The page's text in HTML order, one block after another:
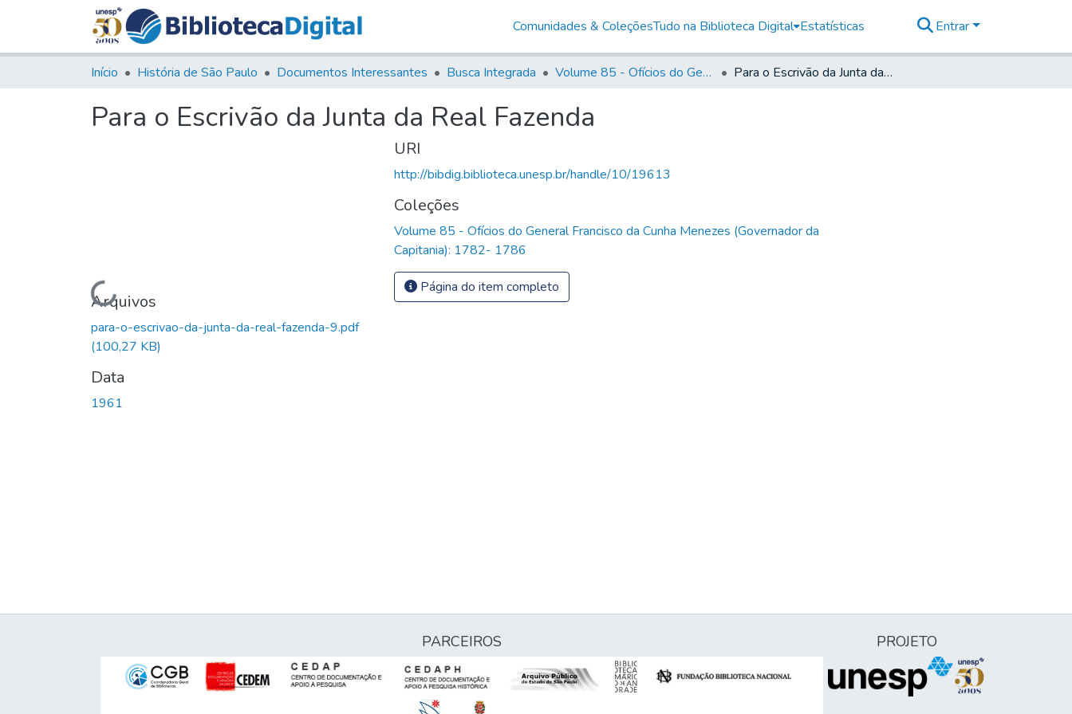
Comunidades & ColeçõesTudo na Biblioteca Digital Estatísticas Entrar
Início História de São Paulo Documentos Interessantes Busca Integrada Volume 85 - Ofícios do General Francisco da Cunha Menezes (Governador da Capitania): 1782- 1786 Para o Escrivão da Junta da Real Fazenda
Para o Escrivão da Junta da Real Fazenda
Carregando...
Arquivos
para-o-escrivao-da-junta-da-real-fazenda-9.pdf
(100,27 KB)
Data
1961
URI
http://bibdig.biblioteca.unesp.br/handle/10/19613
Coleções
Volume 85 - Ofícios do General Francisco da Cunha Menezes (Governador da
Capitania): 1782- 1786
Página do item completo
PARCEIROS PROJETO